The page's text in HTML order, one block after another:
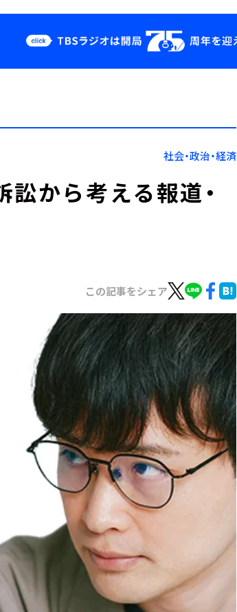
YouTube
会社情報社会・政治・経済
から考える報道・
この記事をシェア